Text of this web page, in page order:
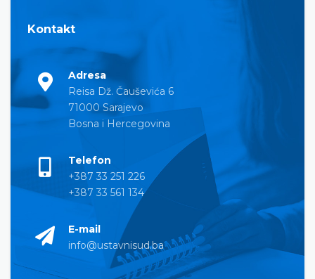
Kontakt
Adresa
Reisa Dž. Čauševića 6
71000 Sarajevo
Bosna i Hercegovina
Telefon
+387 33 251 226
+387 33 561 134
E-mail
info@ustavnisud.ba